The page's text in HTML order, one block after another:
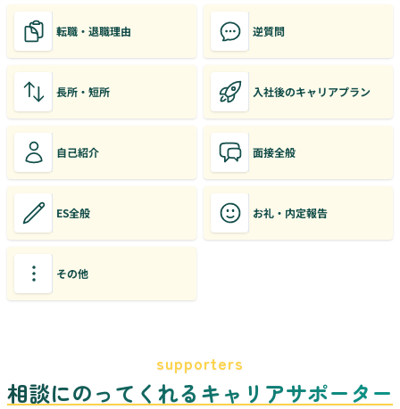
転職・退職理由 逆質問
長所・短所 入社後のキャリアプラン
自己紹介 面接全般
ES全般 お礼・内定報告
その他
supporters
相談にのってくれるキャリアサポーター